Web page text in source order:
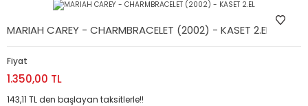
MARIAH CAREY - CHARMBRACELET (2002) - KASET 2.EL
Fiyat
1.350,00 TL
143,11 TL den başlayan taksitlerle!!